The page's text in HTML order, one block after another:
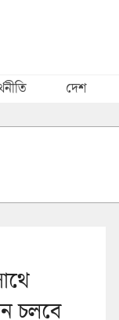
দেশ
চলবে